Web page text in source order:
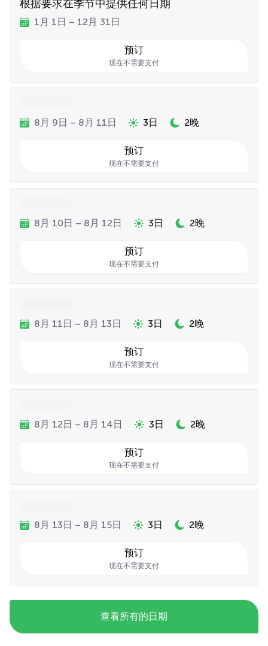
根据要求在季节中提供任何日期
1月 1日 – 12月 31日
预订
现在不需要支付
8月 9日 – 8月 11日 3日 2晚
预订
现在不需要支付
8月 10日 – 8月 12日 3日 2晚
预订
现在不需要支付
8月 11日 – 8月 13日 3日 2晚
预订
现在不需要支付
8月 12日 – 8月 14日 3日 2晚
预订
现在不需要支付
8月 13日 – 8月 15日 3日 2晚
预订
现在不需要支付
查看所有的日期